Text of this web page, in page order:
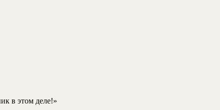
в этом деле!»